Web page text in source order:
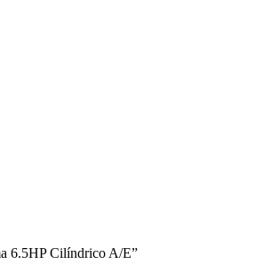
6.5HP Cilíndrico A/E”